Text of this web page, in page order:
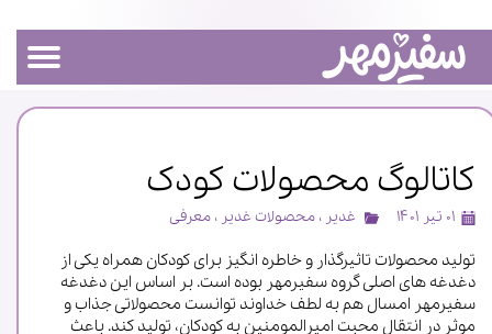
کاتالوگ محصولات کودک
۰۱ تیر ۱۴۰۱ غدیر ، محصولات غدیر ، معرفی
تولید محصولات تاثیرگذار و خاطره انگیز برای کودکان همراه یکی از
دغدغه های اصلی گروه سفیرمهر بوده است. بر اساس این دغدغه
سفیرمهر امسال هم به لطف خداوند توانست محصولاتی جذاب و
موثر در انتقال محبت امیرالمومنین به کودکان، تولید کند. باعث